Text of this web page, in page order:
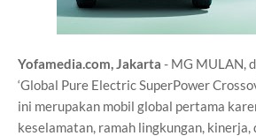
Yofamedia.com, Jakarta - MG MULAN,
‘Global Pure Electric SuperPower
ini merupakan mobil global pertama
keselamatan, ramah lingkungan,